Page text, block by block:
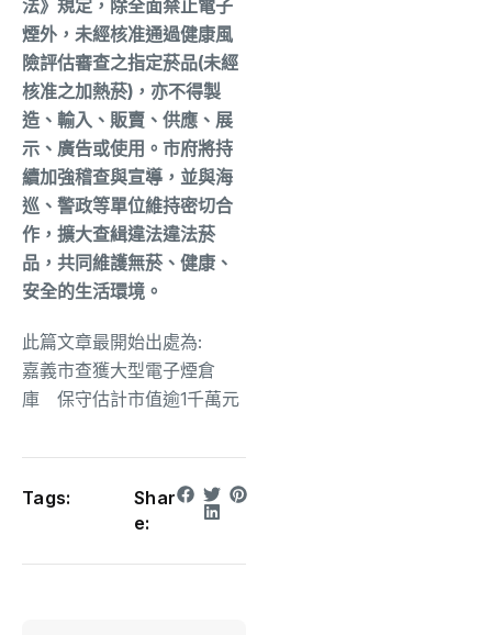
法》規定，除全面禁止電子
煙外，未經核准通過健康風
險評估審查之指定菸品(未經
核准之加熱菸)，亦不得製
造、輸入、販賣、供應、展
示、廣告或使用。市府將持
續加強稽查與宣導，並與海
巡、警政等單位維持密切合
作，擴大查緝違法違法菸
品，共同維護無菸、健康、
安全的生活環境。
此篇文章最開始出處為:
嘉義市查獲大型電子煙倉
庫 保守估計市值逾1千萬元
Tags:
Shar
e: